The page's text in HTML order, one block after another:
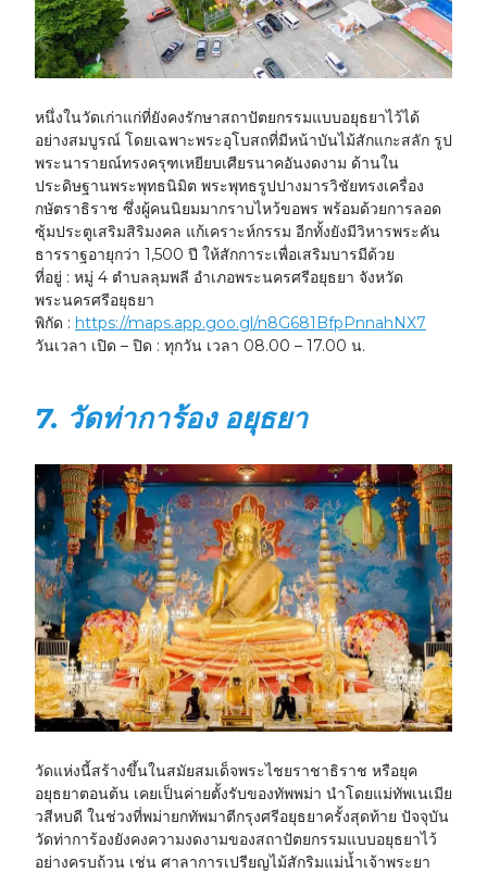
หนึ่งในวัดเก่าแก่ที่ยังคงรักษาสถาปัตยกรรมแบบอยุธยาไว้ได้
อย่างสมบูรณ์ โดยเฉพาะพระอุโบสถที่มีหน้าบันไม้สักแกะสลัก รูป
พระนารายณ์ทรงครุฑเหยียบเศียรนาคอันงดงาม ด้านใน
ประดิษฐานพระพุทธนิมิต พระพุทธรูปปางมารวิชัยทรงเครื่อง
กษัตราธิราช ซึ่งผู้คนนิยมมากราบไหว้ขอพร พร้อมด้วยการลอด
ซุ้มประตูเสริมสิริมงคล แก้เคราะห์กรรม อีกทั้งยังมีวิหารพระคัน
ธารราฐอายุกว่า 1,500 ปี ให้สักการะเพื่อเสริมบารมีด้วย
ที่อยู่ : หมู่ 4 ตำบลลุมพลี อำเภอพระนครศรีอยุธยา จังหวัด
พระนครศรีอยุธยา
พิกัด : https://maps.app.goo.gl/n8G681BfpPnnahNX7
วันเวลา เปิด – ปิด : ทุกวัน เวลา 08.00 – 17.00 น.
7. วัดท่าการ้อง อยุธยา
วัดแห่งนี้สร้างขึ้นในสมัยสมเด็จพระไชยราชาธิราช หรือยุค
อยุธยาตอนต้น เคยเป็นค่ายตั้งรับของทัพพม่า นำโดยแม่ทัพเนเมีย
วสีหบดี ในช่วงที่พม่ายกทัพมาตีกรุงศรีอยุธยาครั้งสุดท้าย ปัจจุบัน
วัดท่าการ้องยังคงความงดงามของสถาปัตยกรรมแบบอยุธยาไว้
อย่างครบถ้วน เช่น ศาลาการเปรียญไม้สักริมแม่น้ำเจ้าพระยา